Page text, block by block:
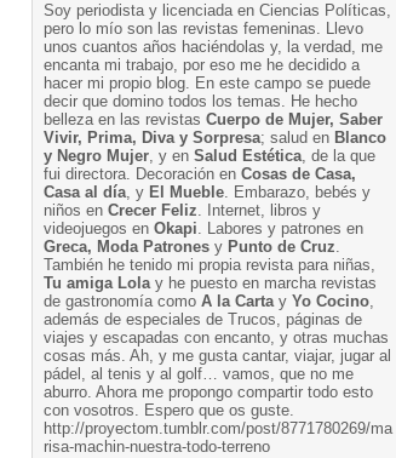
Soy periodista y licenciada en Ciencias Políticas,
pero lo mío son las revistas femeninas. Llevo
unos cuantos años haciéndolas y, la verdad, me
encanta mi trabajo, por eso me he decidido a
hacer mi propio blog. En este campo se puede
decir que domino todos los temas. He hecho
belleza en las revistas Cuerpo de Mujer, Saber
Vivir, Prima, Diva y Sorpresa; salud en Blanco
y Negro Mujer, y en Salud Estética, de la que
fui directora. Decoración en Cosas de Casa,
Casa al día, y El Mueble. Embarazo, bebés y
niños en Crecer Feliz. Internet, libros y
videojuegos en Okapi. Labores y patrones en
Greca, Moda Patrones y Punto de Cruz.
También he tenido mi propia revista para niñas,
Tu amiga Lolay he puesto en marcha revistas
de gastronomía como A la Cartay Yo Cocino,
además de especiales de Trucos, páginas de
viajes y escapadas con encanto, y otras muchas
cosas más. Ah, y me gusta cantar, viajar, jugar al
pádel, al tenis y al golf… vamos, que no me
aburro. Ahora me propongo compartir todo esto
con vosotros. Espero que os guste.
http://proyectom.tumblr.com/post/8771780269/ma
risa-machin-nuestra-todo-terreno